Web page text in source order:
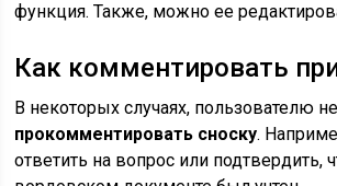
функция. Также, можно ее
Как комментировать
В некоторых случаях, пользователю
прокомментировать сноску.
ответить на вопрос или подтвердить,